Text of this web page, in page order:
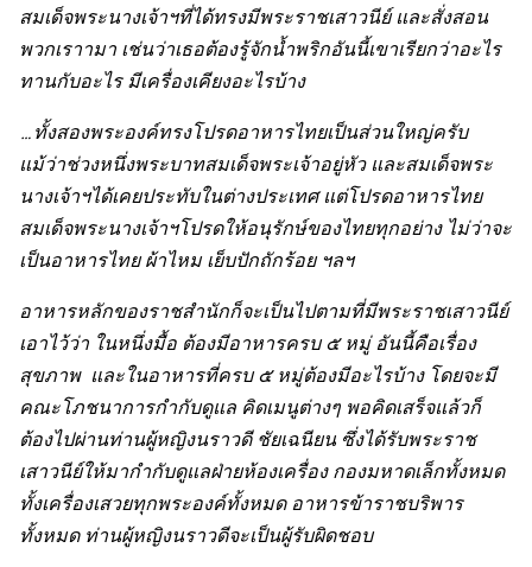
สมเด็จพระนางเจ้าฯที่ได้ทรงมีพระราชเสาวนีย์ และสั่งสอน
พวกเราามา เช่นว่าเธอต้องรู้จักน้ำพริกอันนี้เขาเรียกว่าอะไร
ทานกับอะไร มีเครื่องเคียงอะไรบ้าง
…ทั้งสองพระองค์ทรงโปรดอาหารไทยเป็นส่วนใหญ่ครับ
แม้ว่าช่วงหนึ่งพระบาทสมเด็จพระเจ้าอยู่หัว และสมเด็จพระ
นางเจ้าฯได้เคยประทับในต่างประเทศ แต่โปรดอาหารไทย
สมเด็จพระนางเจ้าฯโปรดให้อนุรักษ์ของไทยทุกอย่าง ไม่ว่าจะ
เป็นอาหารไทย ผ้าไหม เย็บปักถักร้อย ฯลฯ
อาหารหลักของราชสำนักก็จะเป็นไปตามที่มีพระราชเสาวนีย์
เอาไว้ว่า ในหนึ่งมื้อ ต้องมีอาหารครบ ๕ หมู่ อันนี้คือเรื่อง
สุขภาพ และในอาหารที่ครบ ๕ หมู่ต้องมีอะไรบ้าง โดยจะมี
คณะโภชนาการกำกับดูแล คิดเมนูต่างๆ พอคิดเสร็จแล้วก็
ต้องไปผ่านท่านผู้หญิงนราวดี ชัยเฉนียน ซึ่งได้รับพระราช
เสาวนีย์ให้มากำกับดูแลฝ่ายห้องเครื่อง กองมหาดเล็กทั้งหมด
ทั้งเครื่องเสวยทุกพระองค์ทั้งหมด อาหารข้าราชบริพาร
ทั้งหมด ท่านผู้หญิงนราวดีจะเป็นผู้รับผิดชอบ